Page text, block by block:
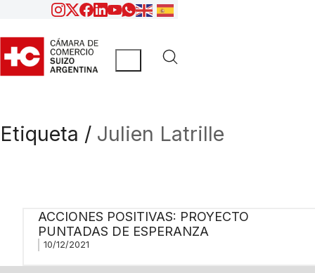
Etiqueta / Julien Latrille
ACCIONES POSITIVAS: PROYECTO
PUNTADAS DE ESPERANZA
10/12/2021